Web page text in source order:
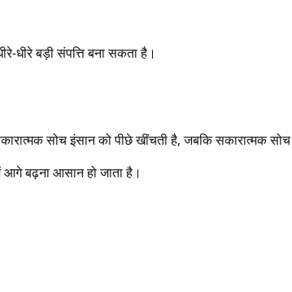
धीरे बड़ी संपत्ति बना सकता है।
सोच इंसान को पीछे खींचती है, जबकि सकारात्मक
बढ़ना आसान हो जाता है।